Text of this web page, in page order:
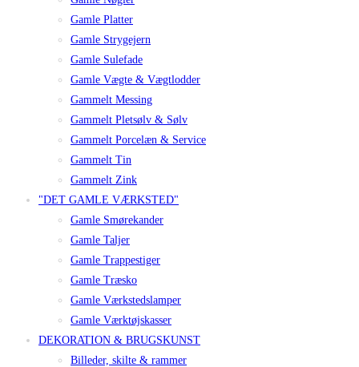
Gamle Platter
Gamle Strygejern
Gamle Sulefade
Gamle Vægte & Vægtlodder
Gammelt Messing
Gammelt Pletsølv & Sølv
Gammelt Porcelæn & Service
Gammelt Tin
Gammelt Zink
"DET GAMLE VÆRKSTED"
Gamle Smørekander
Gamle Taljer
Gamle Trappestiger
Gamle Træsko
Gamle Værkstedslamper
Gamle Værktøjskasser
DEKORATION & BRUGSKUNST
Billeder, skilte & rammer